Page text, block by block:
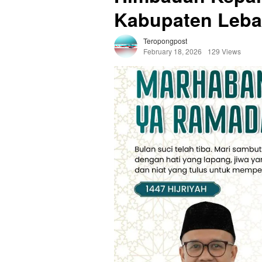
Kabupaten
Teropongpost
February 18, 2026
129 Views